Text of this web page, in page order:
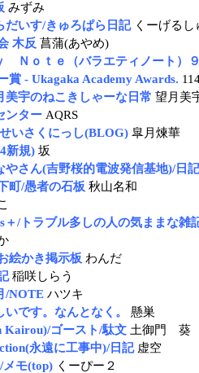
みずみ
だいす/きゅろぱら日記 くーげる
木反 菖蒲(あやめ)
Ｎｏｔｅ（バラエティノート）
賞 - Ukagaka Academy Awards.
美宇のねこきしゃーな日常 望月美
ンター AQRS
いさくにっし(BLOG) 皐月煉華
新規) 坂
やさん(吉野桜的電波発信基地)/日記
町/愚者の石板 秋山名和
＋/トラブル多しの人の気ままな雑
絵かき掲示板 わんだ
稲咲しらう
/NOTE ハツキ
です。なんとなく。
懸巣
Kairou)/ゴースト/駄文 土御門 葵
永遠に工事中)/日記 虚空
モ(top) くーぴー２